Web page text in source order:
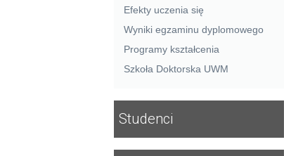
Efekty uczenia się
Wyniki egzaminu dyplomowego
Programy kształcenia
Szkoła Doktorska UWM
Studenci